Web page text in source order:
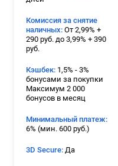
Комиссия за снятие
наличных: От 2,99% +
290 руб. до 3,99% + 390
руб.
Кэшбек: 1,5% - 3%
бонусами за покупки
Максимум 2 000
бонусов в месяц
Минимальный платеж:
6% (мин. 600 руб.)
3D Secure: Да